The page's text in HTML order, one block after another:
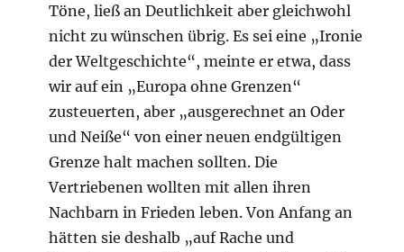
Töne, ließ an Deutlichkeit aber gleichwohl
nicht zu wünschen übrig. Es sei eine „Ironie
der Weltgeschichte“, meinte er etwa, dass
wir auf ein „Europa ohne Grenzen“
zusteuerten, aber „ausgerechnet an Oder
und Neiße“ von einer neuen endgültigen
Grenze halt machen sollten. Die
Vertriebenen wollten mit allen ihren
Nachbarn in Frieden leben. Von Anfang an
hätten sie deshalb „auf Rache und